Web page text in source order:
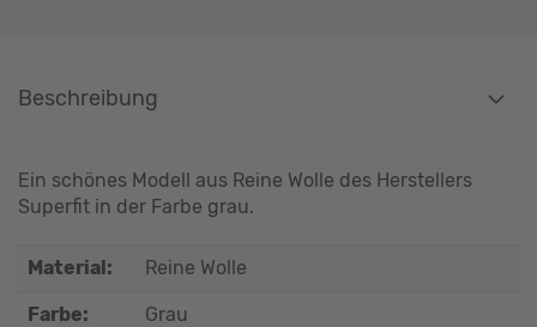
Beschreibung
Ein schönes Modell aus Reine Wolle des Herstellers
Superfit in der Farbe grau.
Material: Reine Wolle
Farbe: Grau